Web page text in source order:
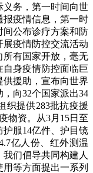
义务，第一时间向世
报疫情信息，第一时
间公布诊疗方案和防
疫情防控交流活动
所有国家开放，毫无
身疫情防控面临巨
援助，宣布向世界
向32个国家派出34
织提供283批抗疫援
物资。从3月15日至
护服14亿件、护目镜
亿人份、红外测温
们倡导共同构建人
等方面提出一系列